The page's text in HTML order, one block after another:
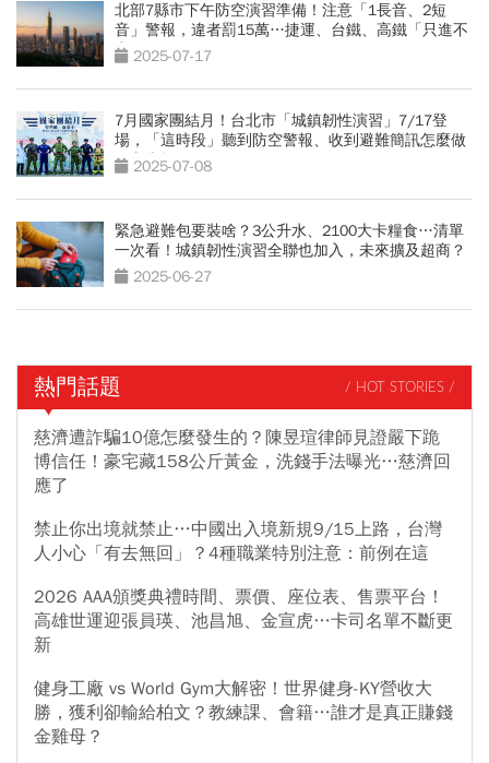
北部7縣市下午防空演習準備！注意「1長音、2短
音」警報，違者罰15萬…捷運、台鐵、高鐵「只進不
出」2025-07-17
7月國家團結月！台北市「城鎮韌性演習」7/17登
場，「這時段」聽到防空警報、收到避難簡訊怎麼做
一文掌握
2025-07-08
緊急避難包要裝啥？3公升水、2100大卡糧食…清單
一次看！城鎮韌性演習全聯也加入，未來擴及超商？
2025-06-27
熱門話題 / HOT STORIES /
慈濟遭詐騙10億怎麼發生的？陳昱瑄律師見證嚴下跪
博信任！豪宅藏158公斤黃金，洗錢手法曝光…慈濟回
應了
禁止你出境就禁止…中國出入境新規9/15上路，台灣
人小心「有去無回」？4種職業特別注意：前例在這
2026 AAA頒獎典禮時間、票價、座位表、售票平台！
高雄世運迎張員瑛、池昌旭、金宣虎…卡司名單不斷更
新
健身工廠 vs World Gym大解密！世界健身-KY營收大
勝，獲利卻輸給柏文？教練課、會籍…誰才是真正賺錢
金雞母？